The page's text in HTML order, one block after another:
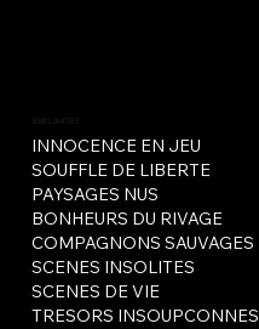
INNOCENCE EN JEU
SOUFFLE DE LIBERTE
PAYSAGES NUS
BONHEURS DU RIVAGE
COMPAGNONS SAUVAGES
SCENES INSOLITES
SCENES DE VIE
TRESORS INSOUPCONNES